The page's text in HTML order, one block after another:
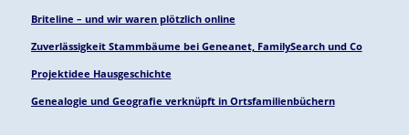
Briteline – und wir waren plötzlich online
Zuverlässigkeit Stammbäume bei Geneanet, FamilySearch und Co
Projektidee Hausgeschichte
Genealogie und Geografie verknüpft in Ortsfamilienbüchern